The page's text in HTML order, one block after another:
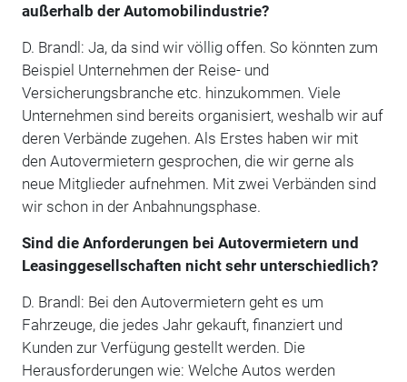
außerhalb der Automobilindustrie?
D. Brandl: Ja, da sind wir völlig offen. So könnten zum
Beispiel Unternehmen der Reise- und
Versicherungsbranche etc. hinzukommen. Viele
Unternehmen sind bereits organisiert, weshalb wir auf
deren Verbände zugehen. Als Erstes haben wir mit
den Autovermietern gesprochen, die wir gerne als
neue Mitglieder aufnehmen. Mit zwei Verbänden sind
wir schon in der Anbahnungsphase.
Sind die Anforderungen bei Autovermietern und
Leasinggesellschaften nicht sehr unterschiedlich?
D. Brandl: Bei den Autovermietern geht es um
Fahrzeuge, die jedes Jahr gekauft, finanziert und
Kunden zur Verfügung gestellt werden. Die
Herausforderungen wie: Welche Autos werden